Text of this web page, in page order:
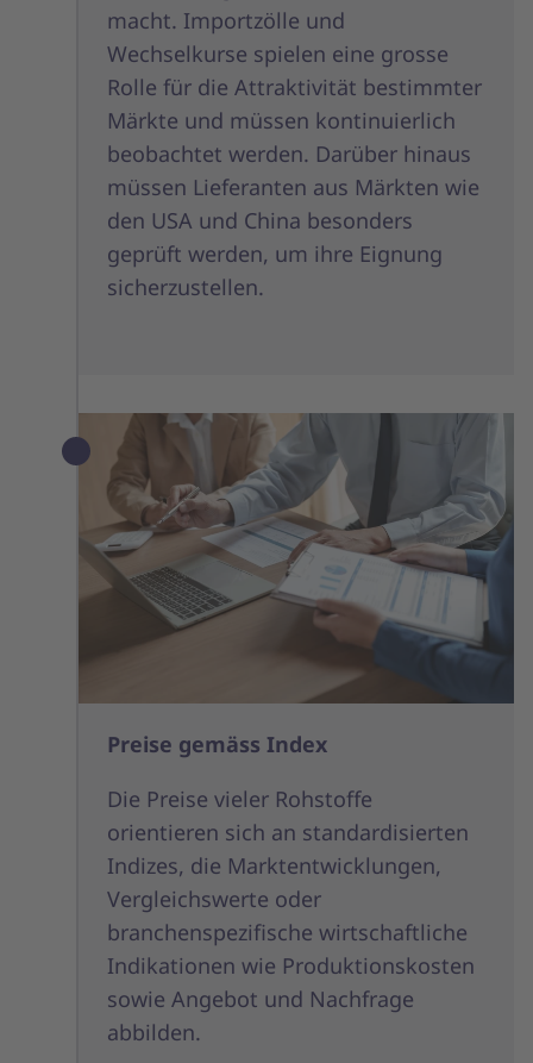
macht. Importzölle und
Wechselkurse spielen eine grosse
Rolle für die Attraktivität bestimmter
Märkte und müssen kontinuierlich
beobachtet werden. Darüber hinaus
müssen Lieferanten aus Märkten wie
den USA und China besonders
geprüft werden, um ihre Eignung
sicherzustellen.
Preise gemäss Index
Die Preise vieler Rohstoffe
orientieren sich an standardisierten
Indizes, die Marktentwicklungen,
Vergleichswerte oder
branchenspezifische wirtschaftliche
Indikationen wie Produktionskosten
sowie Angebot und Nachfrage
abbilden.